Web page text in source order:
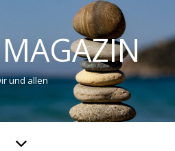
und allen